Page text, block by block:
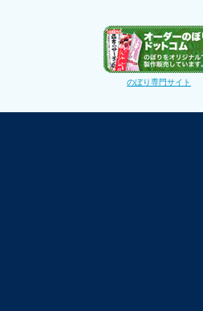
のぼり専門サイト